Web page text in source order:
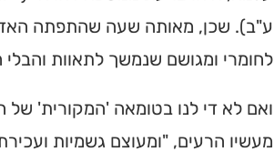
ע"ב). שכן, מאותה שעה שהתפתה
לחומרי ומגושם שנמשך לתאוות
ואם לא די לנו בטומאה 'המקורית'
מעשיו הרעים, "ומעוצם גשמיות